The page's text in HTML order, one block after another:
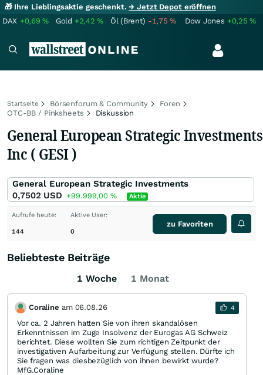
🎁 Ihre Lieblingsaktie geschenkt.→ Jetzt Depot eröffnen
DAX +0,69% Gold +2,42% Öl (Brent) -1,75% Dow Jones +0,25%
Startseite Börsenforum & Community
Foren
OTC-BB / Pinksheets
Diskussion
General European Strategic Investments
Inc ( GESI )
General European Strategic Investments
0,7502 USD +99.999,00 % Aktie
Aufrufe heute:
144
Aktive User:
0
zu Favoriten
Beliebteste Beiträge
1 Woche 1 Monat
Coraline am 06.08.26 4
Vor ca. 2 Jahren hatten Sie von ihren skandalösen
Erkenntnissen im Zuge Insolvenz der Eurogas AG Schweiz
berichtet. Diese wollten Sie zum richtigen Zeitpunkt der
investigativen Aufarbeitung zur Verfügung stellen. Dürfte ich
Sie fragen was diesbezüglich von ihnen bewirkt wurde?
MfG.Coraline